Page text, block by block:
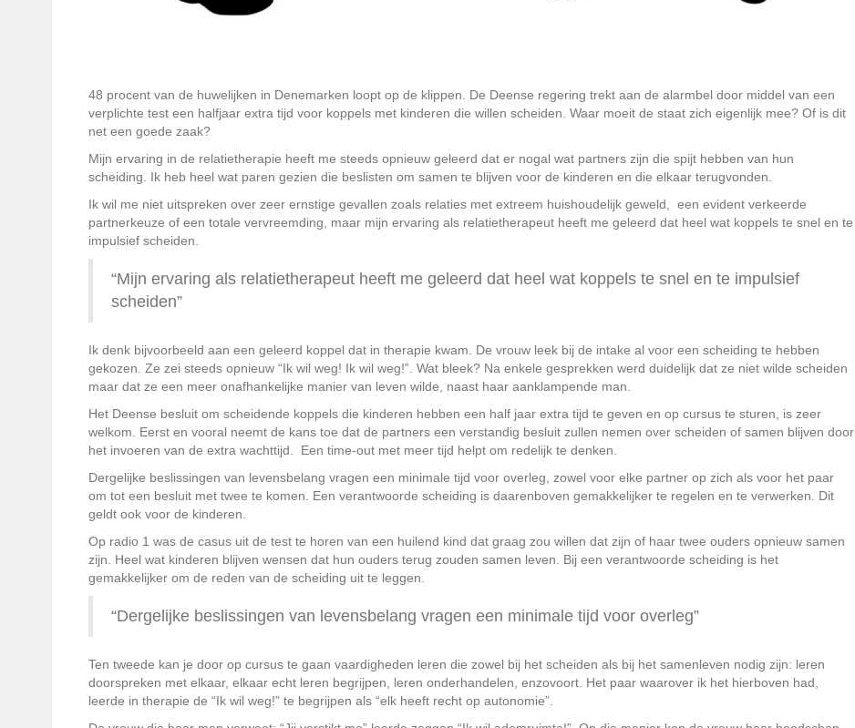
48 procent van de huwelijken in Denemarken loopt op de klippen. De Deense regering trekt aan de alarmbel door middel van een
verplichte test een halfjaar extra tijd voor koppels met kinderen die willen scheiden. Waar moeit de staat zich eigenlijk mee? Of is dit
net een goede zaak?
Mijn ervaring in de relatietherapie heeft me steeds opnieuw geleerd dat er nogal wat partners zijn die spijt hebben van hun
scheiding. Ik heb heel wat paren gezien die beslisten om samen te blijven voor de kinderen en die elkaar terugvonden.
Ik wil me niet uitspreken over zeer ernstige gevallen zoals relaties met extreem huishoudelijk geweld, een evident verkeerde
partnerkeuze of een totale vervreemding, maar mijn ervaring als relatietherapeut heeft me geleerd dat heel wat koppels te snel en te
impulsief scheiden.
“Mijn ervaring als relatietherapeut heeft me geleerd dat heel wat koppels te snel en te impulsief
scheiden”
Ik denk bijvoorbeeld aan een geleerd koppel dat in therapie kwam. De vrouw leek bij de intake al voor een scheiding te hebben
gekozen. Ze zei steeds opnieuw “Ik wil weg! Ik wil weg!”. Wat bleek? Na enkele gesprekken werd duidelijk dat ze niet wilde scheiden
maar dat ze een meer onafhankelijke manier van leven wilde, naast haar aanklampende man.
Het Deense besluit om scheidende koppels die kinderen hebben een half jaar extra tijd te geven en op cursus te sturen, is zeer
welkom. Eerst en vooral neemt de kans toe dat de partners een verstandig besluit zullen nemen over scheiden of samen blijven door
het invoeren van de extra wachttijd. Een time-out met meer tijd helpt om redelijk te denken.
Dergelijke beslissingen van levensbelang vragen een minimale tijd voor overleg, zowel voor elke partner op zich als voor het paar
om tot een besluit met twee te komen. Een verantwoorde scheiding is daarenboven gemakkelijker te regelen en te verwerken. Dit
geldt ook voor de kinderen.
Op radio 1 was de casus uit de test te horen van een huilend kind dat graag zou willen dat zijn of haar twee ouders opnieuw samen
zijn. Heel wat kinderen blijven wensen dat hun ouders terug zouden samen leven. Bij een verantwoorde scheiding is het
gemakkelijker om de reden van de scheiding uit te leggen.
“Dergelijke beslissingen van levensbelang vragen een minimale tijd voor overleg”
Ten tweede kan je door op cursus te gaan vaardigheden leren die zowel bij het scheiden als bij het samenleven nodig zijn: leren
doorspreken met elkaar, elkaar echt leren begrijpen, leren onderhandelen, enzovoort. Het paar waarover ik het hierboven had,
leerde in therapie de “Ik wil weg!” te begrijpen als “elk heeft recht op autonomie”.